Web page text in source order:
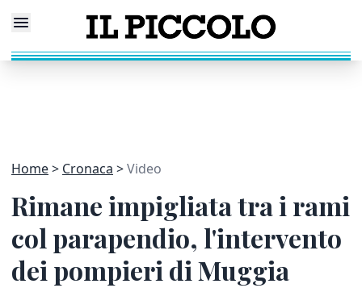
Home Cronaca Video
Rimane impigliata tra i rami
col parapendio, l'intervento
dei pompieri di Muggia